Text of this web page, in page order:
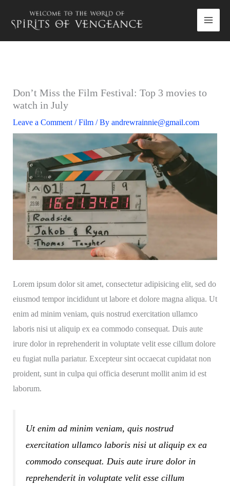
Don’t Miss the Film Festival: Top 3 movies to
watch in July
Leave a Comment /Film/ By andrewrainnie@gmail.com
Lorem ipsum dolor sit amet, consectetur adipisicing elit, sed do
eiusmod tempor incididunt ut labore et dolore magna aliqua. Ut
enim ad minim veniam, quis nostrud exercitation ullamco
laboris nisi ut aliquip ex ea commodo consequat. Duis aute
irure dolor in reprehenderit in voluptate velit esse cillum dolore
eu fugiat nulla pariatur. Excepteur sint occaecat cupidatat non
proident, sunt in culpa qui officia deserunt mollit anim id est
laborum.
Ut enim ad minim veniam, quis nostrud
exercitation ullamco laboris nisi ut aliquip ex ea
commodo consequat. Duis aute irure dolor in
reprehenderit in voluptate velit esse cillum